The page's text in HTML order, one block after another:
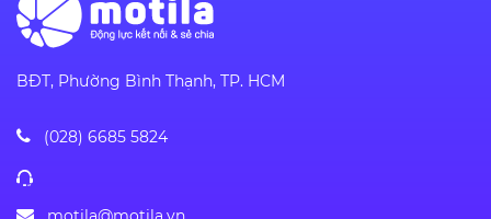
BĐT, Phường Bình Thạnh, TP. HCM
(028) 6685 5824